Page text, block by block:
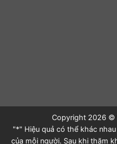
Copyright 2026 ©
"*" Hiệu quả có thể khác
của mỗi người. Sau khi thăm